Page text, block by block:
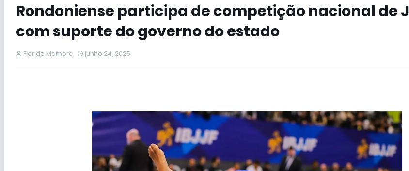
Rondoniense participa de competição nacional de
com suporte do governo do estado
Flor do Mamoré junho 24, 2025